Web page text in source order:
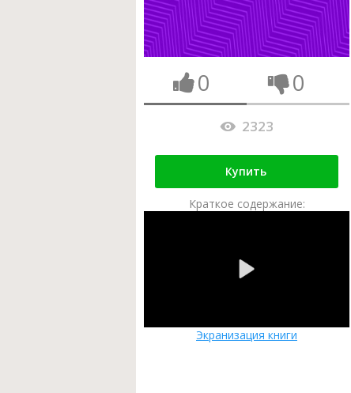
0 0
2323
Купить
Краткое содержание:
Экранизация книги